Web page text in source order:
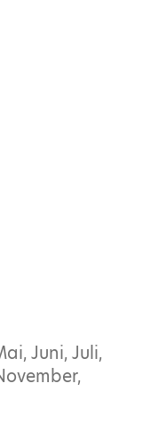
Juni, Juli,